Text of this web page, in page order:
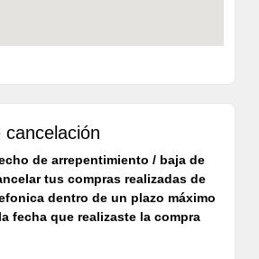
de arrepentimiento / baja de
tus compras realizadas de
dentro de un plazo máximo
fecha que realizaste la compra